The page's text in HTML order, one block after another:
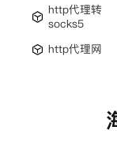
http代理转
socks5
http代理网